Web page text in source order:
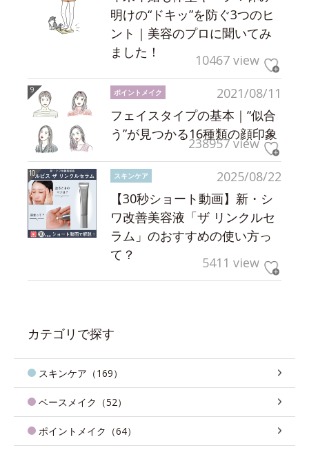
明けの“ドキッ”を防ぐ3つのヒ
ント｜美容のプロに聞いてみ
ました！
10467 view
2021/08/11
ポイントメイク
フェイスタイプの基本｜“似合
う”が見つかる16種類の顔印象
238957 view
2025/08/22
スキンケア
【30秒ショート動画】新・シ
ワ改善美容液「ザ リンクルセ
ラム」のおすすめの使い方っ
て？
5411 view
カテゴリで探す
スキンケア（169）
ベースメイク（52）
ポイントメイク（64）